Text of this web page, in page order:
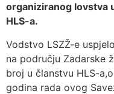
organiziranog lovstva
HLS-a.
Vodstvo LSZŽ-e
na području Zadarske
broj u članstvu HLS-
godina rada ovog